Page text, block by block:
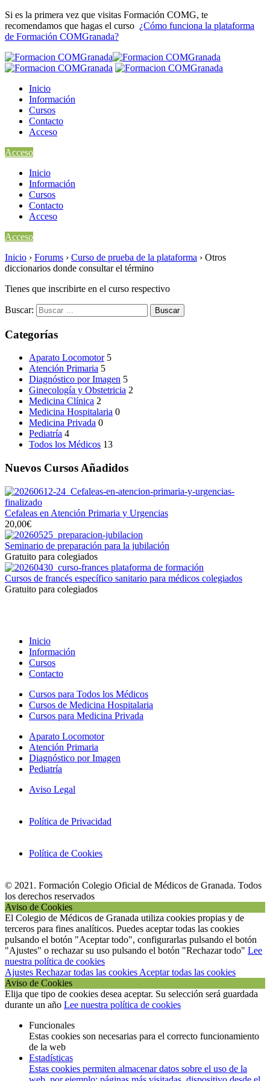
Si es la primera vez que visitas Formación COMG, te
recomendamos que hagas el curso ¿Cómo funciona la plataforma
de Formación COMGranada?
Inicio
Información
Cursos
Contacto
Acceso
Acceso
Inicio
Información
Cursos
Contacto
Acceso
Acceso
Inicio › Forums › Curso de prueba de la plataforma › Otros
diccionarios donde consultar el término
Tienes que inscribirte en el curso respectivo
Buscar:
Categorías
Aparato Locomotor 5
Atención Primaria 5
Diagnóstico por Imagen 5
Ginecología y Obstetricia 2
Medicina Clínica 2
Medicina Hospitalaria 0
Medicina Privada 0
Pediatría 4
Todos los Médicos 13
Nuevos Cursos Añadidos
Cefaleas en Atención Primaria y Urgencias
20,00€
Seminario de preparación para la jubilación
Gratuito para colegiados
Cursos de francés específico sanitario para médicos colegiados
Gratuito para colegiados
Inicio
Información
Cursos
Contacto
Cursos para Todos los Médicos
Cursos de Medicina Hospitalaria
Cursos para Medicina Privada
Aparato Locomotor
Atención Primaria
Diagnóstico por Imagen
Pediatría
Aviso Legal
Política de Privacidad
Política de Cookies
© 2021. Formación Colegio Oficial de Médicos de Granada. Todos
los derechos reservados
Aviso de Cookies
El Colegio de Médicos de Granada utiliza cookies propias y de
terceros para fines analíticos. Puedes aceptar todas las cookies
pulsando el botón "Aceptar todo", configurarlas pulsando el botón
"Ajustes" o rechazar su uso pulsando el botón "Rechazar todo" Lee
nuestra política de cookies
Ajustes Rechazar todas las cookies Aceptar todas las cookies
Aviso de Cookies
Elija que tipo de cookies desea aceptar. Su selección será guardada
durante un año Lee nuestra política de cookies
Funcionales
Estas cookies son necesarias para el correcto funcionamiento
de la web
Estadísticas
Estas cookies permiten almacenar datos sobre el uso de la